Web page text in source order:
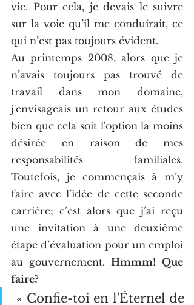
vie. Pour cela, je devais le suivre
sur la voie qu’il me conduirait, ce
qui n’est pas toujours évident.
Au printemps 2008, alors que je
n’avais toujours pas trouvé de
travail dans mon domaine,
j'envisageais un retour aux études
bien que cela soit l'option la moins
désirée en raison de mes
responsabilités familiales.
Toutefois, je commençais à m’y
faire avec l’idée de cette seconde
carrière; c’est alors que j’ai reçu
une invitation à une deuxième
étape d’évaluation pour un emploi
au gouvernement. Hmmm! Que
faire?